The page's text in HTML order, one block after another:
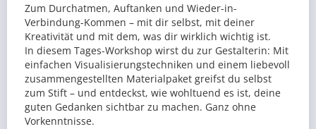
Zum Durchatmen, Auftanken und Wieder-in-
Verbindung-Kommen – mit dir selbst, mit deiner
Kreativität und mit dem, was dir wirklich wichtig ist.
In diesem Tages-Workshop wirst du zur Gestalterin: Mit
einfachen Visualisierungstechniken und einem liebevoll
zusammengestellten Materialpaket greifst du selbst
zum Stift – und entdeckst, wie wohltuend es ist, deine
guten Gedanken sichtbar zu machen. Ganz ohne
Vorkenntnisse.